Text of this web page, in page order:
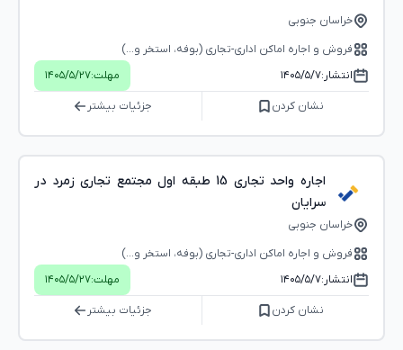
خراسان جنوبی
فروش و اجاره اماکن اداری-تجاری (بوفه، استخر و...)
انتشار:۱۴۰۵/۵/۷ مهلت:۱۴۰۵/۵/۲۷
نشان کردن جزئیات بیشتر
اجاره واحد تجاری 15 طبقه اول مجتمع تجاری زمرد در
سرایان
خراسان جنوبی
فروش و اجاره اماکن اداری-تجاری (بوفه، استخر و...)
انتشار:۱۴۰۵/۵/۷ مهلت:۱۴۰۵/۵/۲۷
نشان کردن جزئیات بیشتر